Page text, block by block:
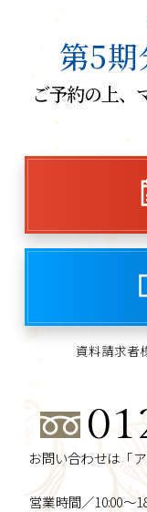
第5
ご予約の上、
資料請求者
お問い合わせは「
営業時間／10:00～